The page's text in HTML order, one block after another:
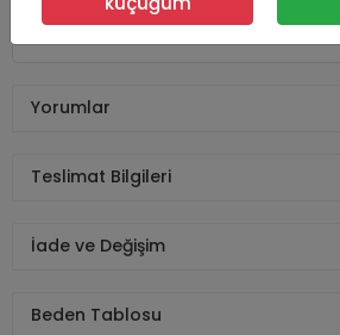
Yorumlar
Teslimat Bilgileri
İade ve Değişim
Beden Tablosu